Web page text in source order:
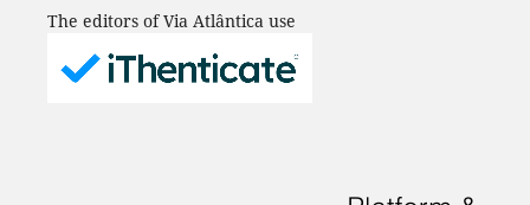
The editors of Via Atlântica use